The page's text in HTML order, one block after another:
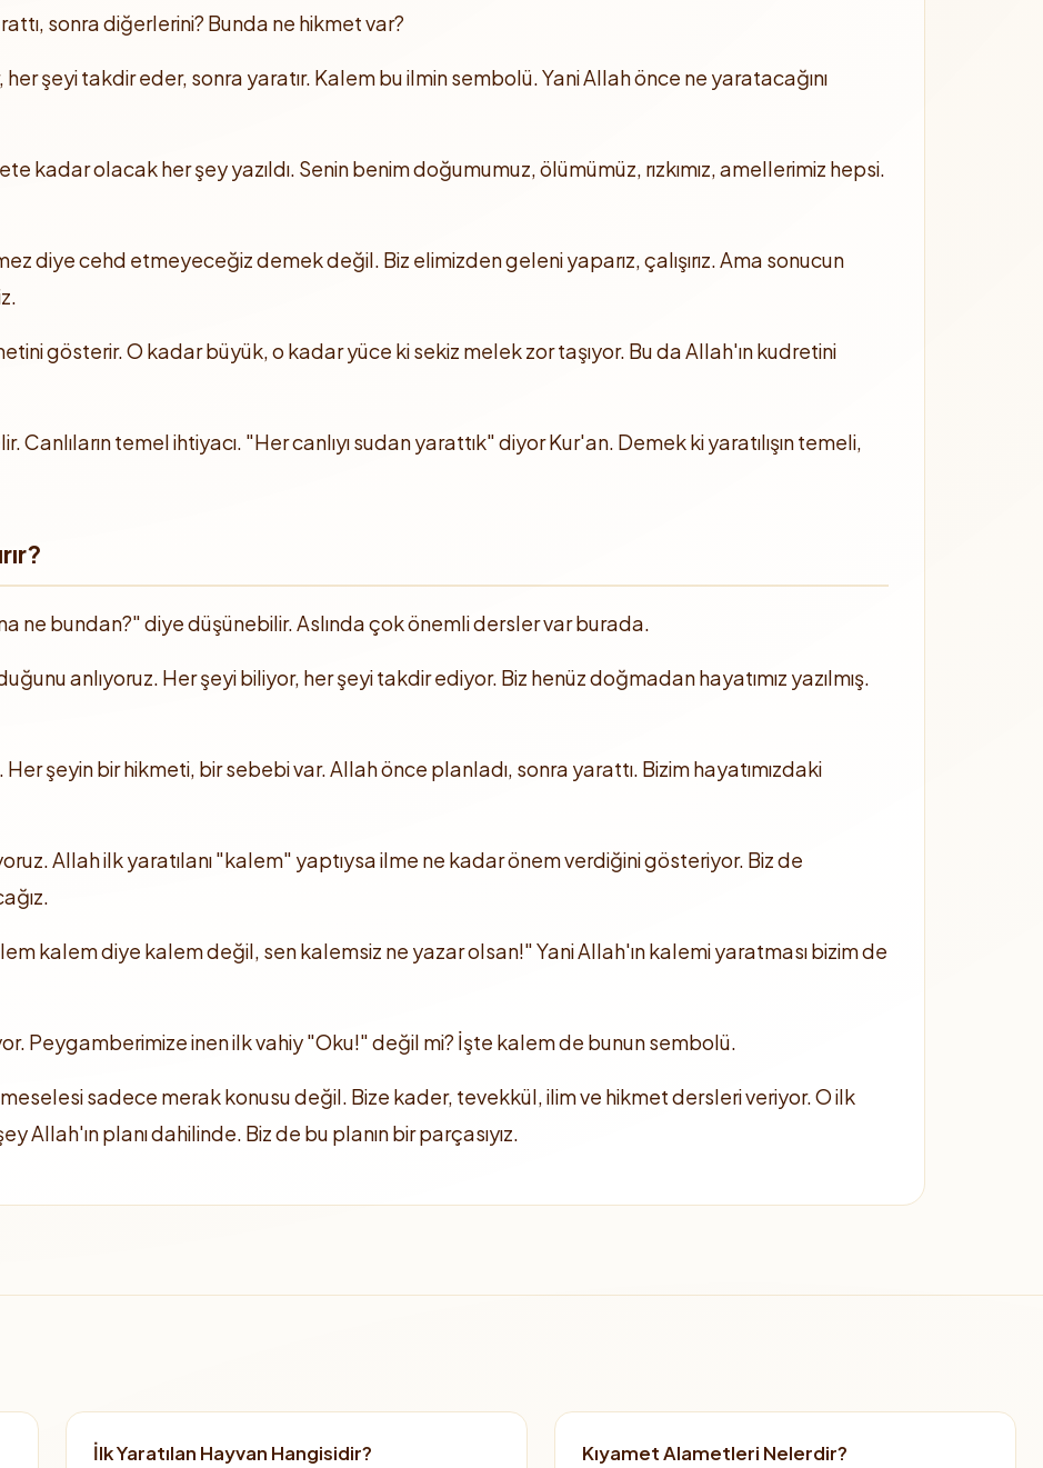
sonra diğerlerini? Bunda ne hikmet var?
her şeyi takdir eder, sonra yaratır. Kalem bu ilmin sembolü. Yani Allah önce ne yaratacağını
kadar olacak her şey yazıldı. Senin benim doğumumuz, ölümümüz, rızkımız, amellerimiz hepsi.
diye cehd etmeyeceğiz demek değil. Biz elimizden geleni yaparız, çalışırız. Ama sonucun
gösterir. O kadar büyük, o kadar yüce ki sekiz melek zor taşıyor. Bu da Allah'ın kudretini
Canlıların temel ihtiyacı. "Her canlıyı sudan yarattık" diyor Kur'an. Demek ki yaratılışın temeli,
ne bundan?" diye düşünebilir. Aslında çok önemli dersler var burada.
anlıyoruz. Her şeyi biliyor, her şeyi takdir ediyor. Biz henüz doğmadan hayatımız yazılmış.
şeyin bir hikmeti, bir sebebi var. Allah önce planladı, sonra yarattı. Bizim hayatımızdaki
Allah ilk yaratılanı "kalem" yaptıysa ilme ne kadar önem verdiğini gösteriyor. Biz de
kalem diye kalem değil, sen kalemsiz ne yazar olsan!" Yani Allah'ın kalemi yaratması bizim de
Peygamberimize inen ilk vahiy "Oku!" değil mi? İşte kalem de bunun sembolü.
meselesi sadece merak konusu değil. Bize kader, tevekkül, ilim ve hikmet dersleri veriyor. O ilk
Allah'ın planı dahilinde. Biz de bu planın bir parçasıyız.
İlk Yaratılan Hayvan Hangisidir? Kıyamet Alametleri Nelerdir?